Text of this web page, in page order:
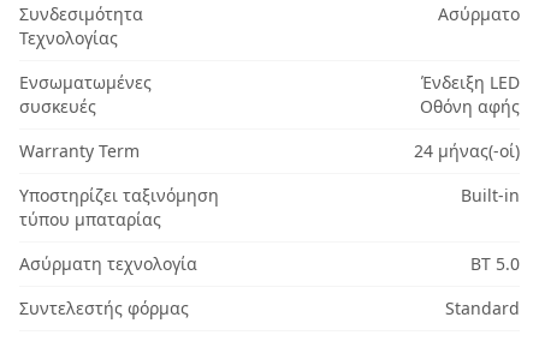
Συνδεσιμότητα
Τεχνολογίας
Ασύρματο
Ενσωματωμένες
συσκευές
Ένδειξη LED
Οθόνη αφής
Warranty Term
24 μήνας(-οί)
Υποστηρίζει ταξινόμηση
τύπου μπαταρίας
Built-in
Ασύρματη τεχνολογία
BT 5.0
Συντελεστής φόρμας
Standard